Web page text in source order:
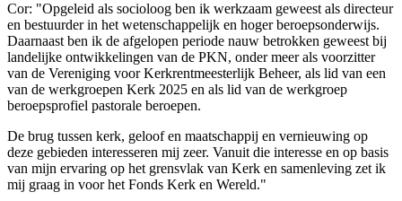
Cor: "Opgeleid als socioloog ben ik werkzaam geweest als directeur
en bestuurder in het wetenschappelijk en hoger beroepsonderwijs.
Daarnaast ben ik de afgelopen periode nauw betrokken geweest bij
landelijke ontwikkelingen van de PKN, onder meer als voorzitter
van de Vereniging voor Kerkrentmeesterlijk Beheer, als lid van een
van de werkgroepen Kerk 2025 en als lid van de werkgroep
beroepsprofiel pastorale beroepen.
De brug tussen kerk, geloof en maatschappij en vernieuwing op
deze gebieden interesseren mij zeer. Vanuit die interesse en op basis
van mijn ervaring op het grensvlak van Kerk en samenleving zet ik
mij graag in voor het Fonds Kerk en Wereld."